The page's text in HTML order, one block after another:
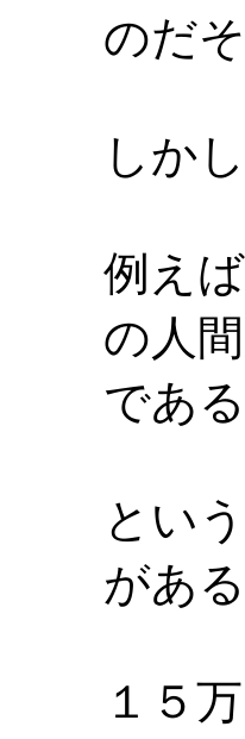
のだそ
しかし
例えば
の人間
である
という
がある
１５万